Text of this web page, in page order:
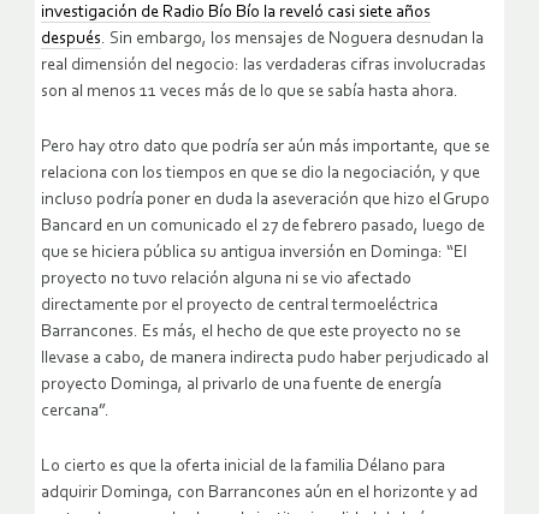
investigación de Radio Bío Bío la reveló casi siete años
después. Sin embargo, los mensajes de Noguera desnudan la
real dimensión del negocio: las verdaderas cifras involucradas
son al menos 11 veces más de lo que se sabía hasta ahora.
Pero hay otro dato que podría ser aún más importante, que se
relaciona con los tiempos en que se dio la negociación, y que
incluso podría poner en duda la aseveración que hizo el Grupo
Bancard en un comunicado el 27 de febrero pasado, luego de
que se hiciera pública su antigua inversión en Dominga: “El
proyecto no tuvo relación alguna ni se vio afectado
directamente por el proyecto de central termoeléctrica
Barrancones. Es más, el hecho de que este proyecto no se
llevase a cabo, de manera indirecta pudo haber perjudicado al
proyecto Dominga, al privarlo de una fuente de energía
cercana”.
Lo cierto es que la oferta inicial de la familia Délano para
adquirir Dominga, con Barrancones aún en el horizonte y ad